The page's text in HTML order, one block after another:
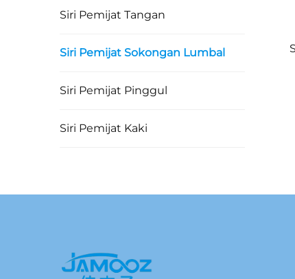
Siri Pemijat Tangan
Siri Pemijat Sokongan Lumbal
Siri Pemijat Pinggul
Siri Pemijat Kaki